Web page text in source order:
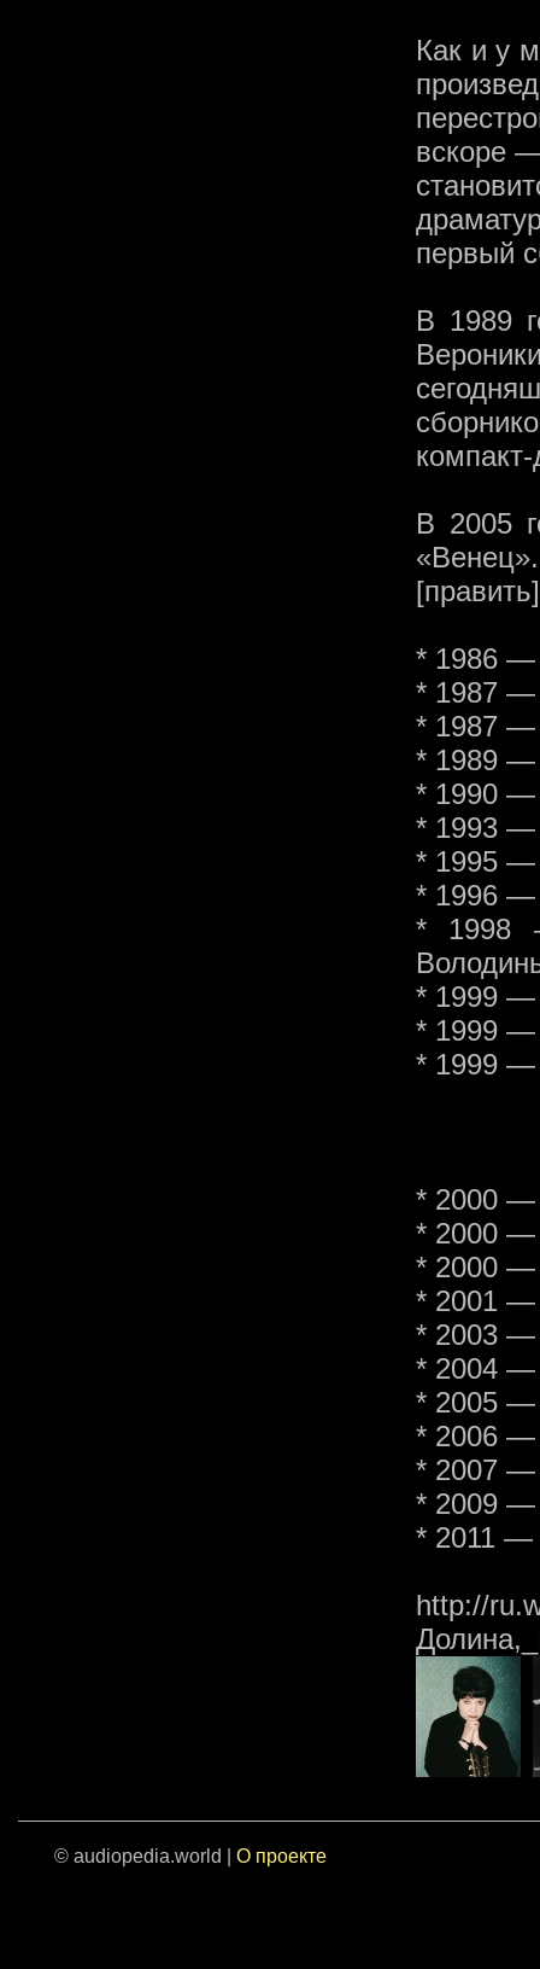
Как и у
вскоре
первый
В 1989
В 2005
«Венец».
* 1986 —
* 1987 —
* 1987 —
* 1989 —
* 1990 —
* 1993 —
* 1995 —
* 1996
* 1998
* 1999 —
* 1999 —
* 1999 —
* 2000 —
* 2000 —
* 2000 —
* 2001 —
* 2003 —
* 2004 —
* 2005 —
* 2006 —
* 2007 —
* 2009 —
* 2011 —
http://
© audiopedia.world | О проекте